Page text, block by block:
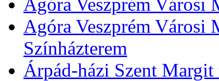
Agóra Veszprém Városi
Színházterem
Árpád-házi Szent